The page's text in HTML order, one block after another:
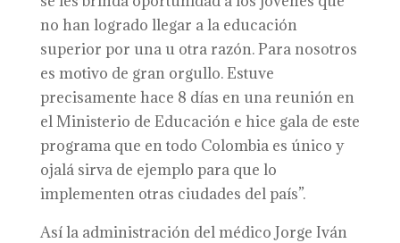
no han logrado llegar a la educación
superior por una u otra razón. Para nosotros
es motivo de gran orgullo. Estuve
precisamente hace 8 días en una reunión en
el Ministerio de Educación e hice gala de este
programa que en todo Colombia es único y
ojalá sirva de ejemplo para que lo
implementen otras ciudades del país”.
Así la administración del médico Jorge Iván